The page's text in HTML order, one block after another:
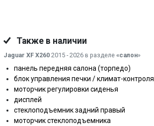
Также в наличии
Jaguar XF X260 2015 - 2026 в разделе «салон»
панель передняя салона (торпедо)
блок управления печки / климат-контроля
моторчик регулировки сиденья
дисплей
стеклоподъемник задний правый
моторчик стеклоподъемника